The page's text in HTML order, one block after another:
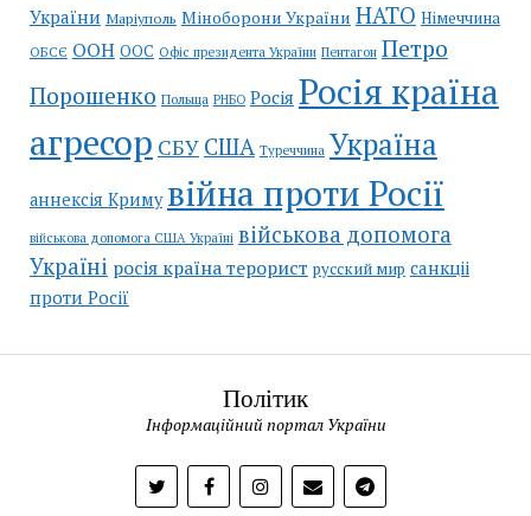
України Маріуполь Міноборони України НАТО Німеччина
ОБСЄ ООН ООС Офіс президента України Пентагон Петро
Порошенко Польща РНБО Росія Росія країна
агресор СБУ США Туреччина Україна
аннексія Криму війна проти Росії
військова допомога США Україні військова допомога
Україні росія країна терорист русский мир санкціі
проти Росії
Політик
Інформаційний портал України